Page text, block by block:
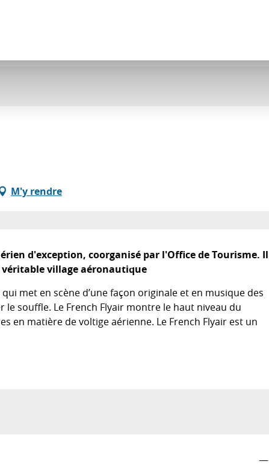
M'y rendre
d'exception, coorganisé par l'Office de Tourisme. Il
village aéronautique
met en scène d’une façon originale et en musique des
souffle. Le French Flyair montre le haut niveau du
en matière de voltige aérienne. Le French Flyair est un
—